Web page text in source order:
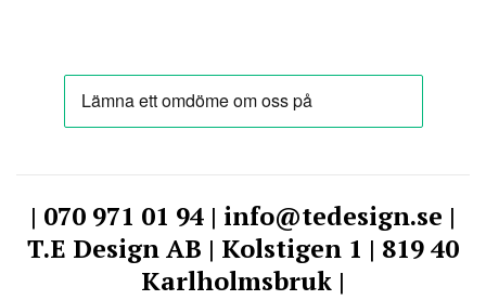
| 070 971 01 94 | info@tedesign.se |
T.E Design AB | Kolstigen 1 | 819 40
Karlholmsbruk |